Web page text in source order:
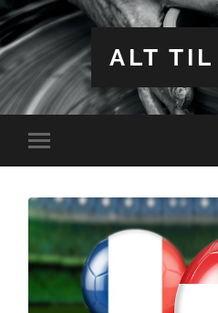
ALT TIL
Toggle
mobile